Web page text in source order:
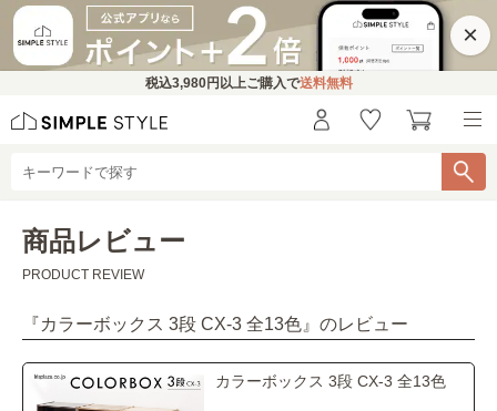
×
税込3,980円 以上ご購入で送料無料
商品レビュー
PRODUCT REVIEW
『カラーボックス 3段 CX-3 全13色 』のレビュー
カラーボックス 3段 CX-3 全13色